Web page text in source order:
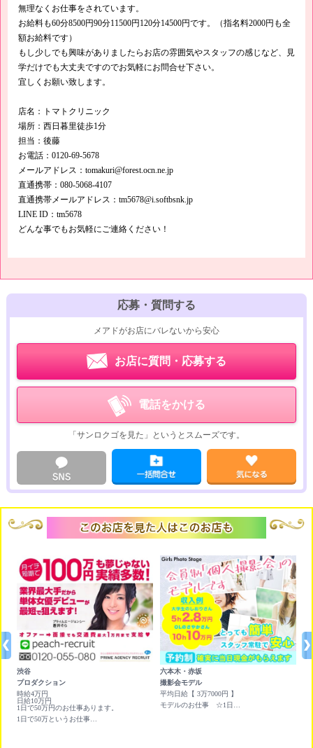
無理なくお仕事をされています。
お給料も60分8500円90分11500円120分14500円です。（指名料2000円も全
額お給料です）
もし少しでも興味がありましたらお店の雰囲気やスタッフの感じなど、見
学だけでも大丈夫ですのでお気軽にお問合せ下さい。
宜しくお願い致します。
店名：トマトクリニック
場所：西日暮里徒歩1分
担当：後藤
お電話：0120-69-5678
メールアドレス：tomakuri@forest.ocn.ne.jp
直通携帯：080-5068-4107
直通携帯メールアドレス：tm5678@i.softbsnk.jp
LINE ID：tm5678
どんな事でもお気軽にご連絡ください！
応募・質問する
メアドがお店にバレないから安心
お店に質問・応募する
電話をかける
「サンロクゴを見た」というとスムーズです。
渋谷
プロダクション
時給4万円
日給10万円
1日で50万円のお仕事あります。
六本木・赤坂
撮影会モデル
平均日給【 3万7000円 】